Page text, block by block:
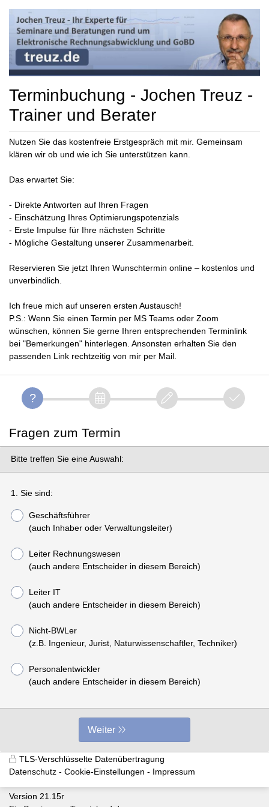
Terminbuchung - Jochen Treuz -
Trainer und Berater
Nutzen Sie das kostenfreie Erstgespräch mit mir. Gemeinsam
klären wir ob und wie ich Sie unterstützen kann.
Das erwartet Sie:
- Direkte Antworten auf Ihren Fragen
- Einschätzung Ihres Optimierungspotenzials
- Erste Impulse für Ihre nächsten Schritte
- Mögliche Gestaltung unserer Zusammenarbeit.
Reservieren Sie jetzt Ihren Wunschtermin online – kostenlos und
unverbindlich.
Ich freue mich auf unseren ersten Austausch!
P.S.: Wenn Sie einen Termin per MS Teams oder Zoom
wünschen, können Sie gerne Ihren entsprechenden Terminlink
bei "Bemerkungen" hinterlegen. Ansonsten erhalten Sie den
passenden Link rechtzeitig von mir per Mail.
Fragen zum Termin
Bitte treffen Sie eine Auswahl:
1. Sie sind:
Geschäftsführer
(auch Inhaber oder Verwaltungsleiter)
Leiter Rechnungswesen
(auch andere Entscheider in diesem Bereich)
Leiter IT
(auch andere Entscheider in diesem Bereich)
Nicht-BWLer
(z.B. Ingenieur, Jurist, Naturwissenschaftler, Techniker)
Personalentwickler
(auch andere Entscheider in diesem Bereich)
Weiter
TLS-Verschlüsselte Datenübertragung
Datenschutz
Cookie-Einstellungen Impressum
Version 21.15r